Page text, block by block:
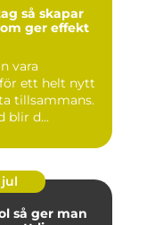
ger effekt
vara
ett helt nytt
tillsammans.
blir d...
jul